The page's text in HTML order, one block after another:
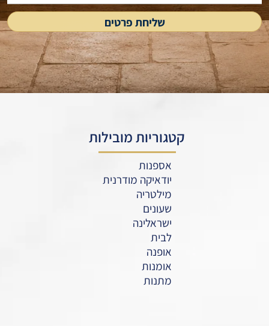
קטגוריות מובילות
אספנות
יודאיקה מודרנית
מילטריה
שעונים
ישראלינה
לבית
אופנה
אומנות
מתנות